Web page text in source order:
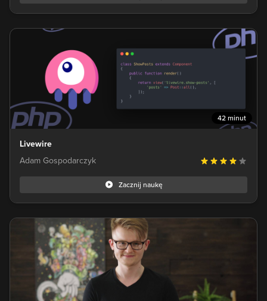
42 minut
Livewire
Adam Gospodarczyk
Zacznij naukę